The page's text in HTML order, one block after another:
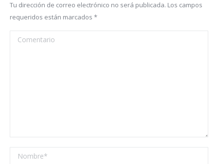
Tu dirección de correo electrónico no será publicada. Los campos
requeridos están marcados *
Comentario
Nombre *